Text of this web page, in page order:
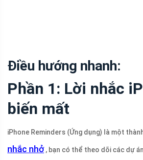
Điều hướng nhanh:
Phần 1: Lời nhắc
biến mất
iPhone Reminders (Ứng dụng) là một
nhắc nhở , bạn có thể theo dõi các dự